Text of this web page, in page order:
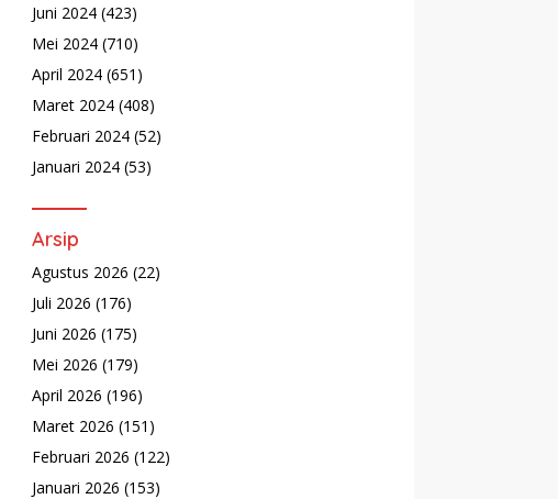
Juni 2024 (423)
Mei 2024 (710)
April 2024 (651)
Maret 2024 (408)
Februari 2024 (52)
Januari 2024 (53)
Arsip
Agustus 2026 (22)
Juli 2026 (176)
Juni 2026 (175)
Mei 2026 (179)
April 2026 (196)
Maret 2026 (151)
Februari 2026 (122)
Januari 2026 (153)